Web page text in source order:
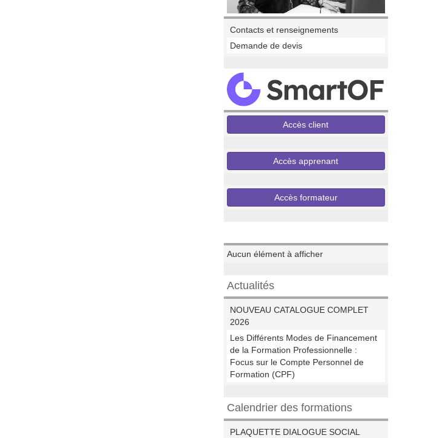
Contacts et renseignements
Demande de devis
Accès client
Accès apprenant
Accès formateur
Aucun élément à afficher
Actualités
NOUVEAU CATALOGUE COMPLET
2026
Les Différents Modes de Financement
de la Formation Professionnelle :
Focus sur le Compte Personnel de
Formation (CPF)
Calendrier des formations
PLAQUETTE DIALOGUE SOCIAL